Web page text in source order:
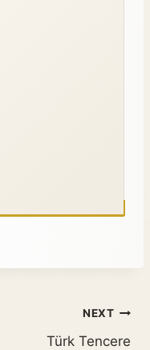
NEXT
Türk Tencere